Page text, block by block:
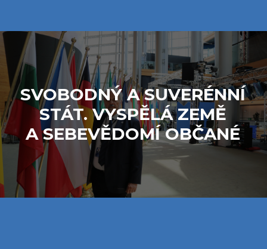
SVOBODNÝ A SUVERÉNNÍ
STÁT. VYSPĚLÁ ZEMĚ
A SEBEVĚDOMÍ OBČANÉ